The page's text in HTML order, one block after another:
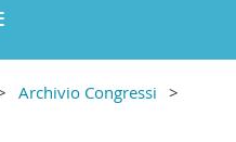
Archivio Congressi